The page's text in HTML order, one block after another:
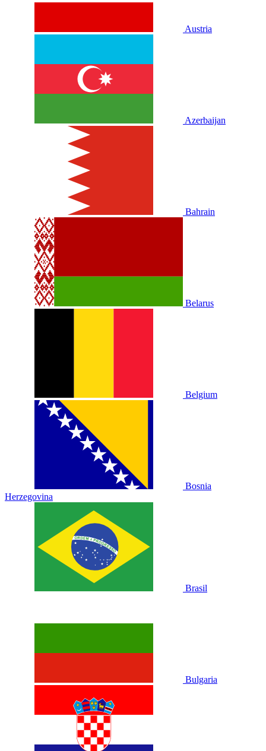
Austria
Azerbaijan
Bahrain
Belarus
Belgium
Bosnia
Herzegovina
Brasil
Bulgaria